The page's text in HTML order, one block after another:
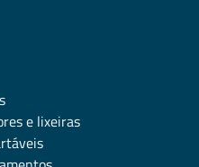
e lixeiras